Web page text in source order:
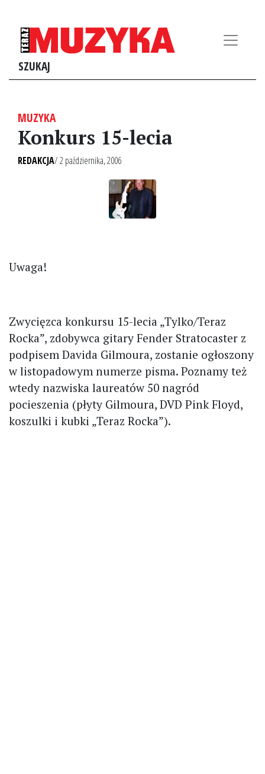
SZUKAJ
MUZYKA
Konkurs 15-lecia
REDAKCJA/ 2 października, 2006
Uwaga!
Zwycięzca konkursu 15-lecia „Tylko/Teraz
Rocka”, zdobywca gitary Fender Stratocaster z
podpisem Davida Gilmoura, zostanie ogłoszony
w listopadowym numerze pisma. Poznamy też
wtedy nazwiska laureatów 50 nagród
pocieszenia (płyty Gilmoura, DVD Pink Floyd,
koszulki i kubki „Teraz Rocka”).